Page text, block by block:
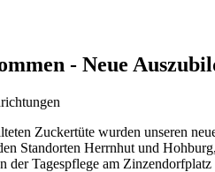
- Neue
Zuckertüte wurden unseren
Standorten Herrnhut und
der Tagespflege am